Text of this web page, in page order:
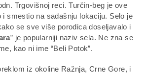
Trgovišnoj reci. Turčin-beg je ove
i smestio na sadašnju lokaciju. Selo je
se sve više porodica doseljavalo i
” je popularniji naziv sela. Ne zna se
kao ni ime “Beli Potok”.
iz okoline Ražnja, Crne Gore, i